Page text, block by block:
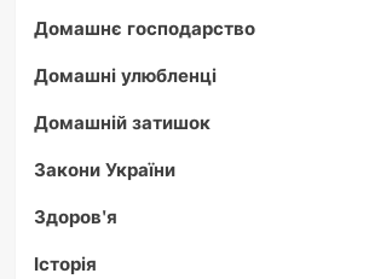
Домашнє господарство
Домашні улюбленці
Домашній затишок
Закони України
Здоров'я
Історія